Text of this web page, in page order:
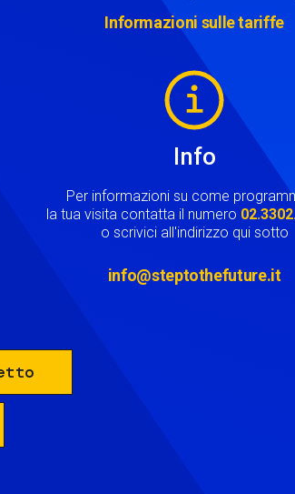
Informazioni sulle tariffe
Info
Per informazioni su come
la tua visita contatta il numero
o scrivici all'indirizzo qui sotto
info@steptothefuture.it